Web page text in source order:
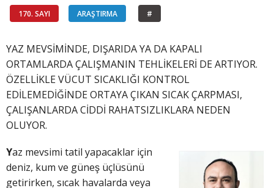
170. SAYI ARAŞTIRMA #
YAZ MEVSİMİNDE, DIŞARIDA YA DA KAPALI
ORTAMLARDA ÇALIŞMANIN TEHLİKELERİ DE ARTIYOR.
ÖZELLİKLE VÜCUT SICAKLIĞI KONTROL
EDİLEMEDİĞİNDE ORTAYA ÇIKAN SICAK ÇARPMASI,
ÇALIŞANLARDA CİDDİ RAHATSIZLIKLARA NEDEN
OLUYOR.
Yaz mevsimi tatil yapacaklar için
deniz, kum ve güneş üçlüsünü
getirirken, sıcak havalarda veya